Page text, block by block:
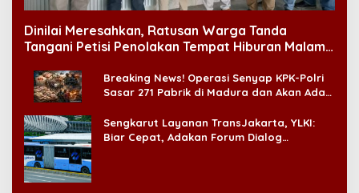
Dinilai Meresahkan, Ratusan Warga Tanda
Tangani Petisi Penolakan Tempat Hiburan Malam
Breaking News! Operasi Senyap KPK-Polri
Sasar 271 Pabrik di Madura dan Akan Ada
Sengkarut Layanan TransJakarta, YLKI:
Biar Cepat, Adakan Forum Dialog